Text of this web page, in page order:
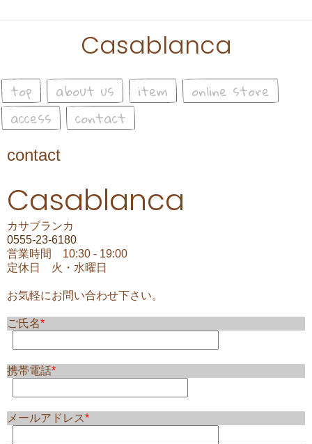
Casablanca
top about us item
online store
access
contact
contact
Casablanca
カサブランカ
0555-23-6180
営業時間 10:30 - 19:00
定休日 火・水曜日
お気軽にお問い合わせ下さい。
ご氏名*
携帯電話*
メールアドレス*